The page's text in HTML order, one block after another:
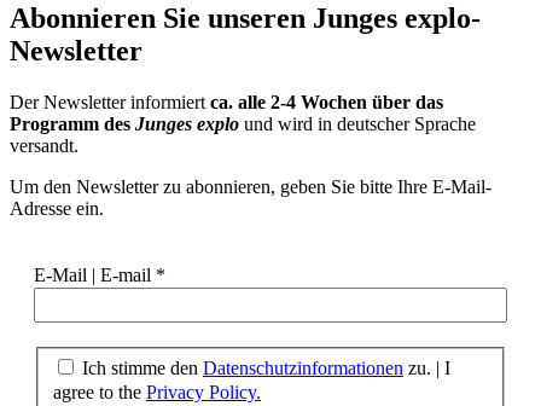
Abonnieren Sie unseren Junges explo-
Newsletter
Der Newsletter informiert ca. alle 2-4 Wochen über das
Programm des Junges explo und wird in deutscher Sprache
versandt.
Um den Newsletter zu abonnieren, geben Sie bitte Ihre E-Mail-
Adresse ein.
E-Mail | E-mail *
Ich stimme den Datenschutzinformationen zu. | I
agree to the Privacy Policy.